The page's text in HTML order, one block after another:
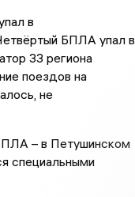
в
БПЛА упал в
33 региона
поездов на
не
– в Петушинском
специальными